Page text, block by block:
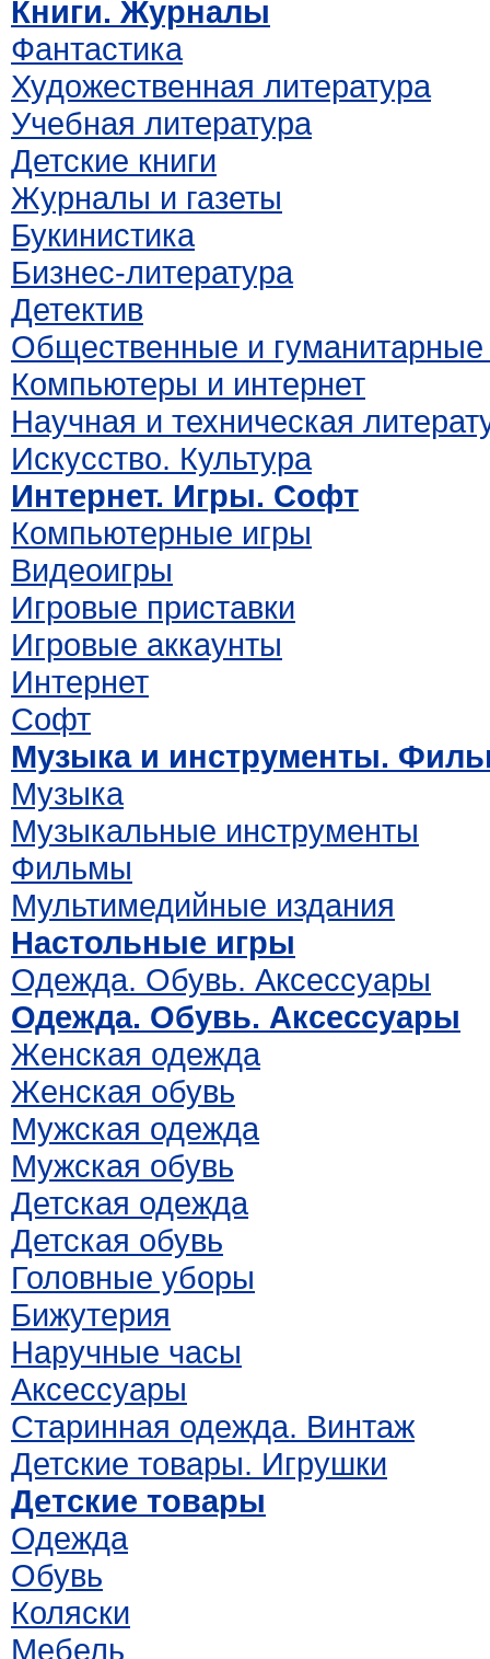
Книги. Журналы
Фантастика
Художественная литература
Учебная литература
Детские книги
Журналы и газеты
Букинистика
Бизнес-литература
Детектив
Общественные и гуманитарные
Компьютеры и интернет
Научная и техническая
Искусство. Культура
Интернет. Игры. Софт
Компьютерные игры
Видеоигры
Игровые приставки
Игровые аккаунты
Интернет
Софт
Музыка и инструменты.
Музыка
Музыкальные инструменты
Фильмы
Мультимедийные издания
Настольные игры
Одежда. Обувь. Аксессуары
Одежда. Обувь. Аксессуары
Женская одежда
Женская обувь
Мужская одежда
Мужская обувь
Детская одежда
Детская обувь
Головные уборы
Бижутерия
Наручные часы
Аксессуары
Старинная одежда. Винтаж
Детские товары. Игрушки
Детские товары
Одежда
Обувь
Коляски
Мебель